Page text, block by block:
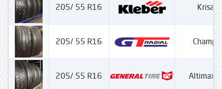
205/ 55 R16
205/ 55 R16
205/ 55 R16 Altimax